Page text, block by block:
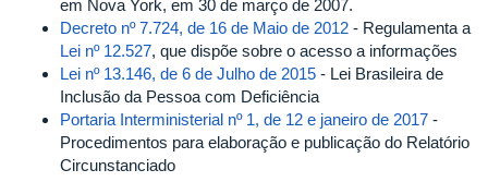
em Nova York, em 30 de março de 2007.
Decreto nº 7.724, de 16 de Maio de 2012 - Regulamenta a
Lei nº 12.527, que dispõe sobre o acesso a informações
Lei nº 13.146, de 6 de Julho de 2015 - Lei Brasileira de
Inclusão da Pessoa com Deficiência
Portaria Interministerial nº 1, de 12 e janeiro de 2017 -
Procedimentos para elaboração e publicação do Relatório
Circunstanciado